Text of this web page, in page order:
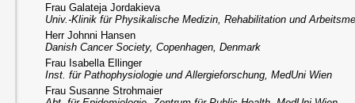
Frau Galateja Jordakieva
Univ.-Klinik für Physikalische Medizin, Rehabilitation und
Herr Johnni Hansen
Danish Cancer Society, Copenhagen, Denmark
Frau Isabella Ellinger
Inst. für Pathophysiologie und Allergieforschung, MedUni Wien
Frau Susanne Strohmaier